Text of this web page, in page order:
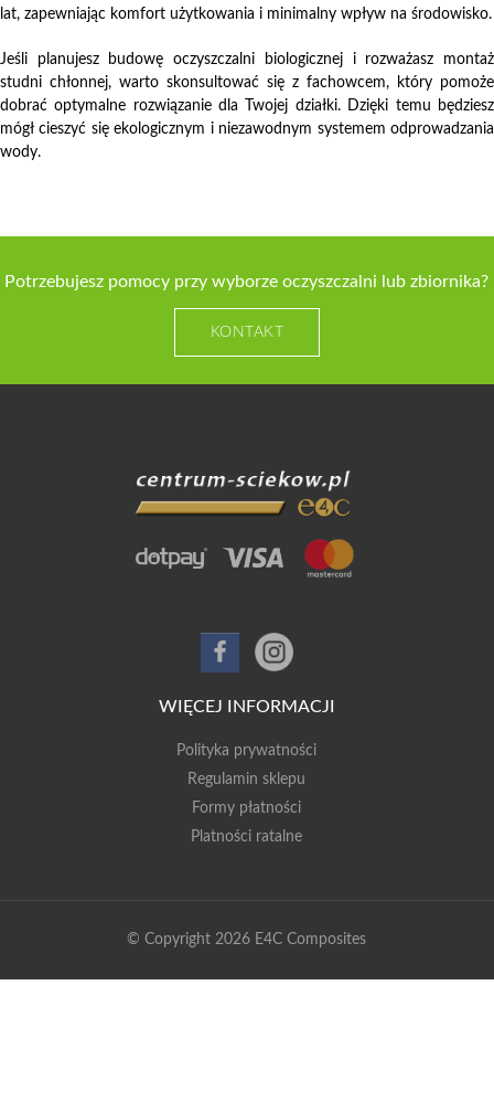
lat, zapewniając komfort użytkowania i minimalny wpływ na środowisko.
Jeśli planujesz budowę oczyszczalni biologicznej i rozważasz montaż
studni chłonnej, warto skonsultować się z fachowcem, który pomoże
dobrać optymalne rozwiązanie dla Twojej działki. Dzięki temu będziesz
mógł cieszyć się ekologicznym i niezawodnym systemem odprowadzania
wody.
Potrzebujesz pomocy przy wyborze oczyszczalni lub zbiornika?
KONTAKT
WIĘCEJ INFORMACJI
Polityka prywatności
Regulamin sklepu
Formy płatności
Platności ratalne
© Copyright 2026 E4C Composites